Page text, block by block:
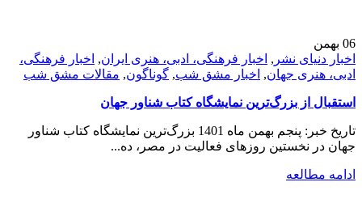
06 بهمن
اخبار دنیای نشر , اخبار فرهنگی، ادبی، هنری ایران, اخبار فرهنگی،
ادبی، هنری جهان, اخبار مشق شب, گوناگون, مقالات مشق شب
استقبال از بزرگ‌ترین نمایشگاه کتاب شناور جهان
تاریخ خبر: پنجم بهمن ماه 1401 بزرگ‌ترین نمایشگاه کتاب شناور
جهان در نخستین روزهای فعالیت در مصر، ده...
ادامه مطالعه